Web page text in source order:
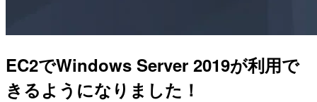
EC2でWindows Server 2019が利用で
きるようになりました！